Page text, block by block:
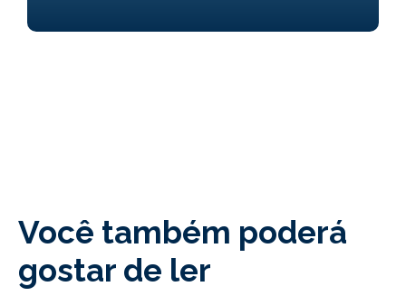
Você também poderá
gostar de ler